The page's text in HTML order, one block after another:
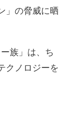
」の脅威に晒
族」は、ち
クノロジーを